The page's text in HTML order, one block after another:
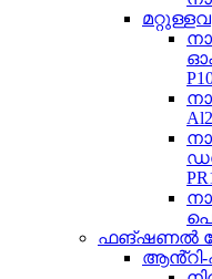
മറ്റുള്ളവ
ഫങ്ഷണൽ
ആൻ്റി-